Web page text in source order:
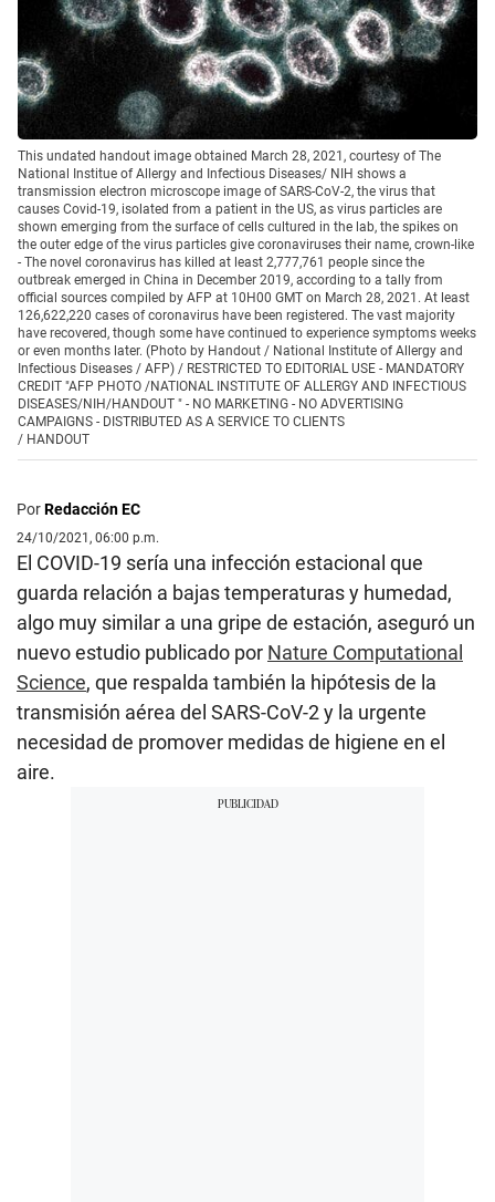
This undated handout image obtained March 28, 2021, courtesy of The
National Institue of Allergy and Infectious Diseases/ NIH shows a
transmission electron microscope image of SARS-CoV-2, the virus that
causes Covid-19, isolated from a patient in the US, as virus particles are
shown emerging from the surface of cells cultured in the lab, the spikes on
the outer edge of the virus particles give coronaviruses their name, crown-like
- The novel coronavirus has killed at least 2,777,761 people since the
outbreak emerged in China in December 2019, according to a tally from
official sources compiled by AFP at 10H00 GMT on March 28, 2021. At least
126,622,220 cases of coronavirus have been registered. The vast majority
have recovered, though some have continued to experience symptoms weeks
or even months later. (Photo by Handout / National Institute of Allergy and
Infectious Diseases / AFP) / RESTRICTED TO EDITORIAL USE - MANDATORY
CREDIT "AFP PHOTO /NATIONAL INSTITUTE OF ALLERGY AND INFECTIOUS
DISEASES/NIH/HANDOUT " - NO MARKETING - NO ADVERTISING
CAMPAIGNS - DISTRIBUTED AS A SERVICE TO CLIENTS
/ HANDOUT
PorRedacción EC
24/10/2021, 06:00 p.m.
El COVID-19 sería una infección estacional que
guarda relación a bajas temperaturas y humedad,
algo muy similar a una gripe de estación, aseguró un
nuevo estudio publicado por Nature Computational
Science, que respalda también la hipótesis de la
transmisión aérea del SARS-CoV-2 y la urgente
necesidad de promover medidas de higiene en el
aire.